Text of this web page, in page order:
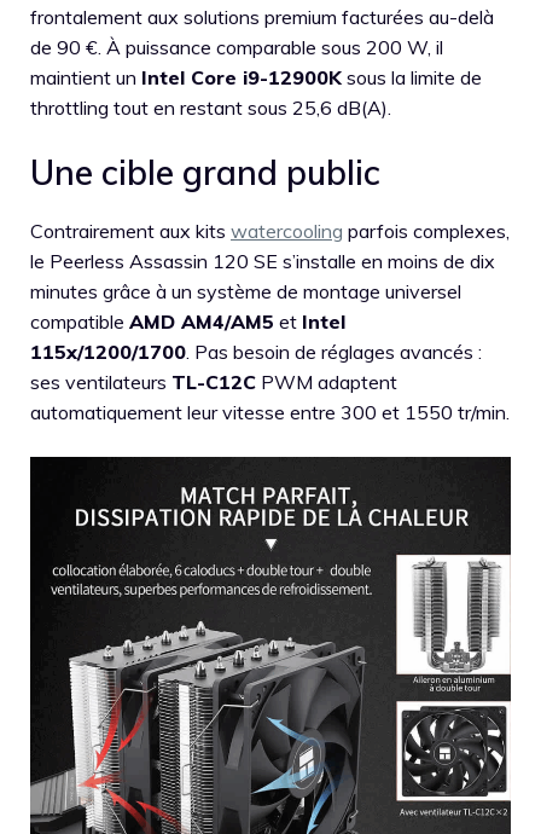
frontalement aux solutions premium facturées au-delà
de 90 €. À puissance comparable sous 200 W, il
maintient un Intel Core i9-12900K sous la limite de
throttling tout en restant sous 25,6 dB(A).
Une cible grand public
Contrairement aux kits watercooling parfois complexes,
le Peerless Assassin 120 SE s’installe en moins de dix
minutes grâce à un système de montage universel
compatible AMD AM4/AM5 et Intel
115x/1200/1700. Pas besoin de réglages avancés :
ses ventilateurs TL-C12C PWM adaptent
automatiquement leur vitesse entre 300 et 1550 tr/min.